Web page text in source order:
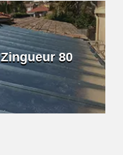
Zingueur 80